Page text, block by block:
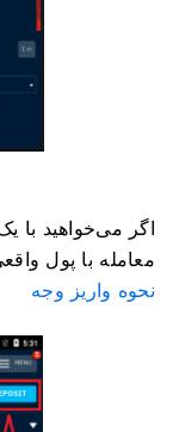
اگر می‌خواهید با
معامله با پول
نحوه واریز وجه